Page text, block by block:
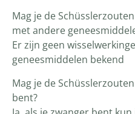
Mag je de
met andere
Er zijn geen
geneesmiddelen bekend
Mag je de
bent?